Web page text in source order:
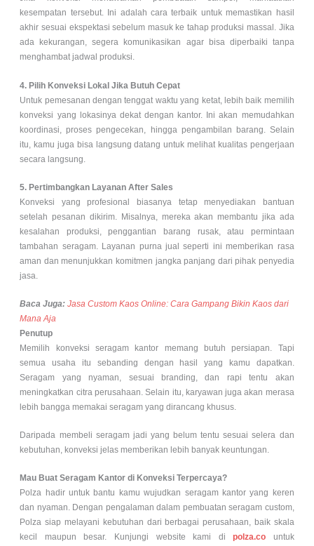
kesempatan tersebut. Ini adalah cara terbaik untuk memastikan hasil
akhir sesuai ekspektasi sebelum masuk ke tahap produksi massal. Jika
ada kekurangan, segera komunikasikan agar bisa diperbaiki tanpa
menghambat jadwal produksi.
4. Pilih Konveksi Lokal Jika Butuh Cepat
Untuk pemesanan dengan tenggat waktu yang ketat, lebih baik memilih
konveksi yang lokasinya dekat dengan kantor. Ini akan memudahkan
koordinasi, proses pengecekan, hingga pengambilan barang. Selain
itu, kamu juga bisa langsung datang untuk melihat kualitas pengerjaan
secara langsung.
5. Pertimbangkan Layanan After Sales
Konveksi yang profesional biasanya tetap menyediakan bantuan
setelah pesanan dikirim. Misalnya, mereka akan membantu jika ada
kesalahan produksi, penggantian barang rusak, atau permintaan
tambahan seragam. Layanan purna jual seperti ini memberikan rasa
aman dan menunjukkan komitmen jangka panjang dari pihak penyedia
jasa.
Baca Juga: Jasa Custom Kaos Online: Cara Gampang Bikin Kaos dari
Mana Aja
Penutup
Memilih konveksi seragam kantor memang butuh persiapan. Tapi
semua usaha itu sebanding dengan hasil yang kamu dapatkan.
Seragam yang nyaman, sesuai branding, dan rapi tentu akan
meningkatkan citra perusahaan. Selain itu, karyawan juga akan merasa
lebih bangga memakai seragam yang dirancang khusus.
Daripada membeli seragam jadi yang belum tentu sesuai selera dan
kebutuhan, konveksi jelas memberikan lebih banyak keuntungan.
Mau Buat Seragam Kantor di Konveksi Terpercaya?
Polza hadir untuk bantu kamu wujudkan seragam kantor yang keren
dan nyaman. Dengan pengalaman dalam pembuatan seragam custom,
Polza siap melayani kebutuhan dari berbagai perusahaan, baik skala
kecil maupun besar. Kunjungi website kami dipolza.co
untuk